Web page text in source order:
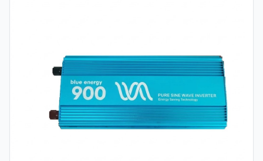
može podnijeti maksimalno 10 ampera struje iz solarnih
panela prema bateriji, kao i 10 ampera potrošnje na izlazu
za trošila. Sustavski napon: 12V ili 24V (Automatsko
prepoznavanje). Pametni procesor sam prepoznaje radi li
se o 12V ili 24V sustavu nakon što se spoji na bateriju, što
pojednostavljuje montažu. Maksimalni ulazni napon (VoC):
Prilagođen za standardne off-grid panele (obično do 30V